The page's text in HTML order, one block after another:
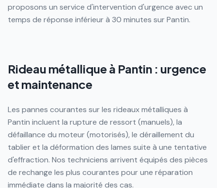
proposons un service d'intervention d'urgence avec un
temps de réponse inférieur à 30 minutes sur Pantin.
Rideau métallique à Pantin : urgence
et maintenance
Les pannes courantes sur les rideaux métalliques à
Pantin incluent la rupture de ressort (manuels), la
défaillance du moteur (motorisés), le déraillement du
tablier et la déformation des lames suite à une tentative
d'effraction. Nos techniciens arrivent équipés des pièces
de rechange les plus courantes pour une réparation
immédiate dans la majorité des cas.